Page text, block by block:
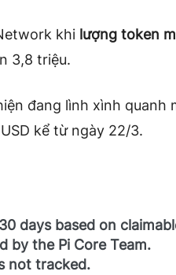
khi lượng token
3,8 triệu.
đang lình xình quanh
kể từ ngày 22/3.
days based on
by the Pi Core Team.
not tracked.